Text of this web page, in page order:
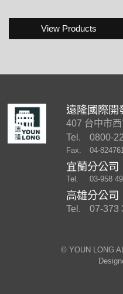
View Products
遠隆國際開
407 台中市
Tel.
0800-
Fax. 04-
宜蘭分公司
Tel. 03-958
高雄分公司
Tel. 07-373
©︎ YOUN LONG